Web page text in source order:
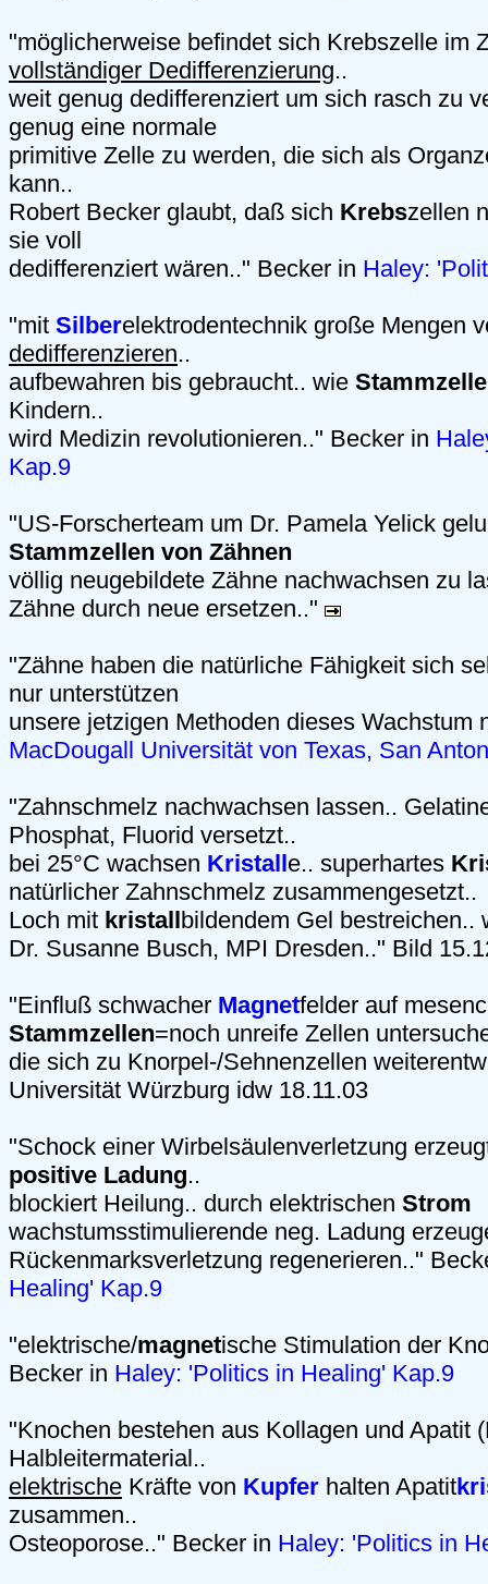
"möglicherweise befindet sich Krebszelle im
vollständiger Dedifferenzierung..
weit genug dedifferenziert um sich rasch zu
genug eine normale
primitive Zelle zu werden, die sich als
kann..
Robert Becker glaubt, daß sich Krebszellen
sie voll
dedifferenziert wären.." Becker in Haley:
"mit Silberelektrodentechnik große Mengen
dedifferenzieren..
aufbewahren bis gebraucht.. wie
Kindern..
wird Medizin revolutionieren.." Becker in
Kap.9
"US-Forscherteam um Dr. Pamela Yelick
Stammzellen von Zähnen
völlig neugebildete Zähne nachwachsen zu
Zähne durch neue ersetzen.."
"Zähne haben die natürliche Fähigkeit sich
nur unterstützen
unsere jetzigen Methoden dieses Wachstum
MacDougall Universität von Texas, San
"Zahnschmelz nachwachsen lassen..
Phosphat, Fluorid versetzt..
bei 25°C wachsen Kristalle.. superhartes
natürlicher Zahnschmelz zusammengesetzt..
Loch mit kristallbildendem Gel bestreichen..
Dr. Susanne Busch, MPI Dresden.." Bild
"Einfluß schwacher Magnetfelder auf
Stammzellen=noch unreife Zellen
die sich zu Knorpel-/Sehnenzellen
Universität Würzburg idw 18.11.03
"Schock einer Wirbelsäulenverletzung
positive Ladung..
blockiert Heilung.. durch elektrischen Strom
wachstumsstimulierende neg. Ladung
Rückenmarksverletzung regenerieren.."
Healing' Kap.9
"elektrische/magnetische Stimulation der
Becker in Haley: 'Politics in Healing' Kap.9
"Knochen bestehen aus Kollagen und Apatit
Halbleitermaterial..
elektrische Kräfte von Kupfer halten Apatit
zusammen..
Osteoporose.." Becker in Haley: 'Politics in